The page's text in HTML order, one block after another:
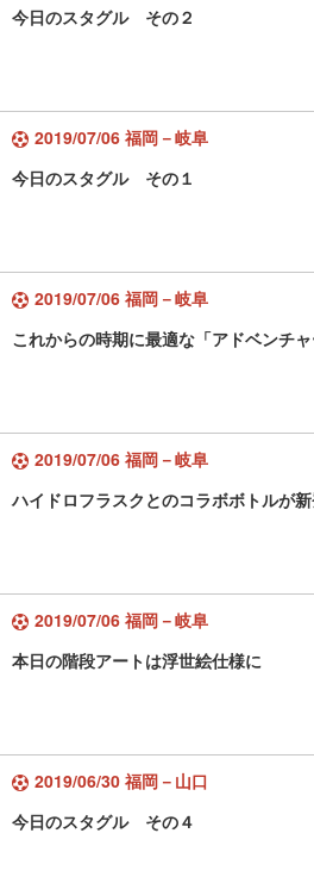
今日のスタグル その２
2019/07/06 福岡－岐阜
今日のスタグル その１
2019/07/06 福岡－岐阜
これからの時期に最適な「アドベンチャ
2019/07/06 福岡－岐阜
ハイドロフラスクとのコラボボトルが
2019/07/06 福岡－岐阜
本日の階段アートは浮世絵仕様に
2019/06/30 福岡－山口
今日のスタグル その４